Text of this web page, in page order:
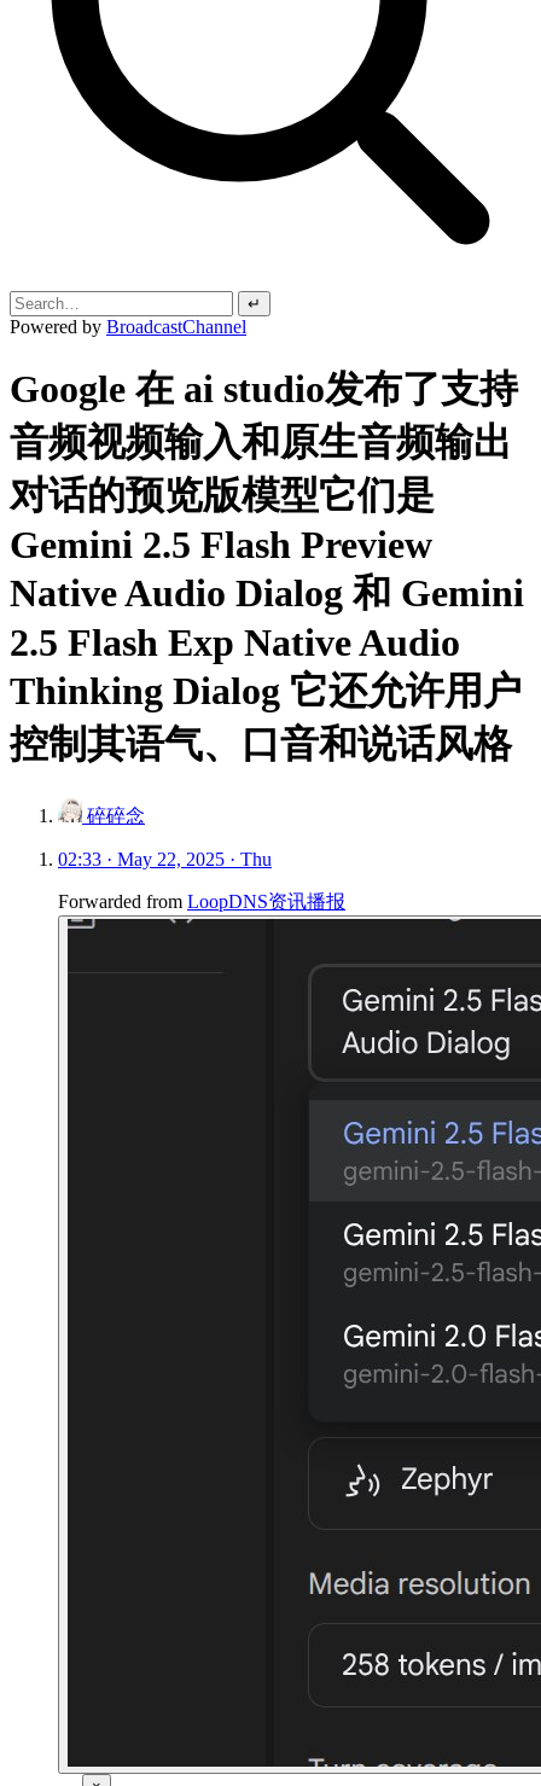
↵
Powered by BroadcastChannel
Google 在 ai studio发布了支持
音频视频输入和原生音频输出
对话的预览版模型它们是
Gemini 2.5 Flash Preview
Native Audio Dialog 和 Gemini
2.5 Flash Exp Native Audio
Thinking Dialog 它还允许用户
控制其语气、口音和说话风格
碎碎念
02:33 · May 22, 2025 · Thu
Forwarded from LoopDNS资讯播报